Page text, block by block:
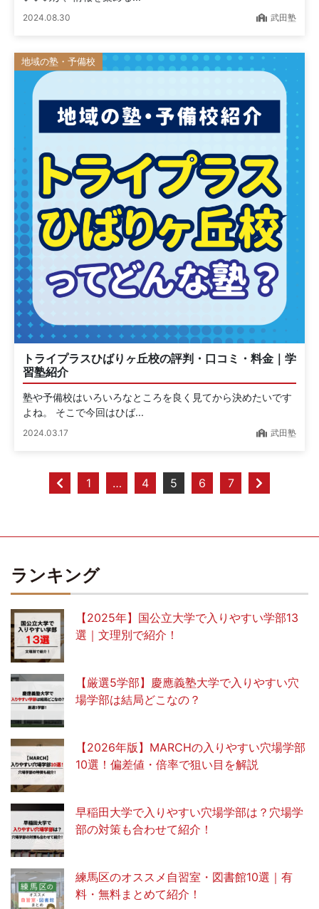
2024.08.30 武田塾
地域の塾・予備校
トライプラスひばりヶ丘校の評判・口コミ・料金｜学
習塾紹介
塾や予備校はいろいろなところを良く見てから決めたいです
よね。 そこで今回はひば...
2024.03.17 武田塾
1 … 4 5 6 7
ランキング
【2025年】国公立大学で入りやすい学部13
選｜文理別で紹介！
【厳選5学部】慶應義塾大学で入りやすい穴
場学部は結局どこなの？
【2026年版】MARCHの入りやすい穴場学部
10選！偏差値・倍率で狙い目を解説
早稲田大学で入りやすい穴場学部は？穴場学
部の対策も合わせて紹介！
練馬区のオススメ自習室・図書館10選｜有
料・無料まとめて紹介！